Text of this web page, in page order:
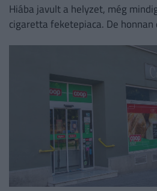
Hiába javult a helyzet, még
cigaretta feketepiaca. De